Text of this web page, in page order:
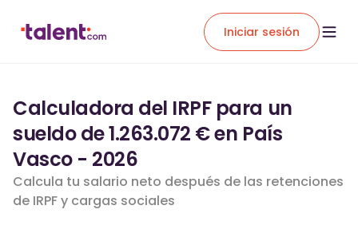
Iniciar sesión
Calculadora del IRPF para un
sueldo de 1.263.072 € en País
Vasco - 2026
Calcula tu salario neto después de las retenciones
de IRPF y cargas sociales